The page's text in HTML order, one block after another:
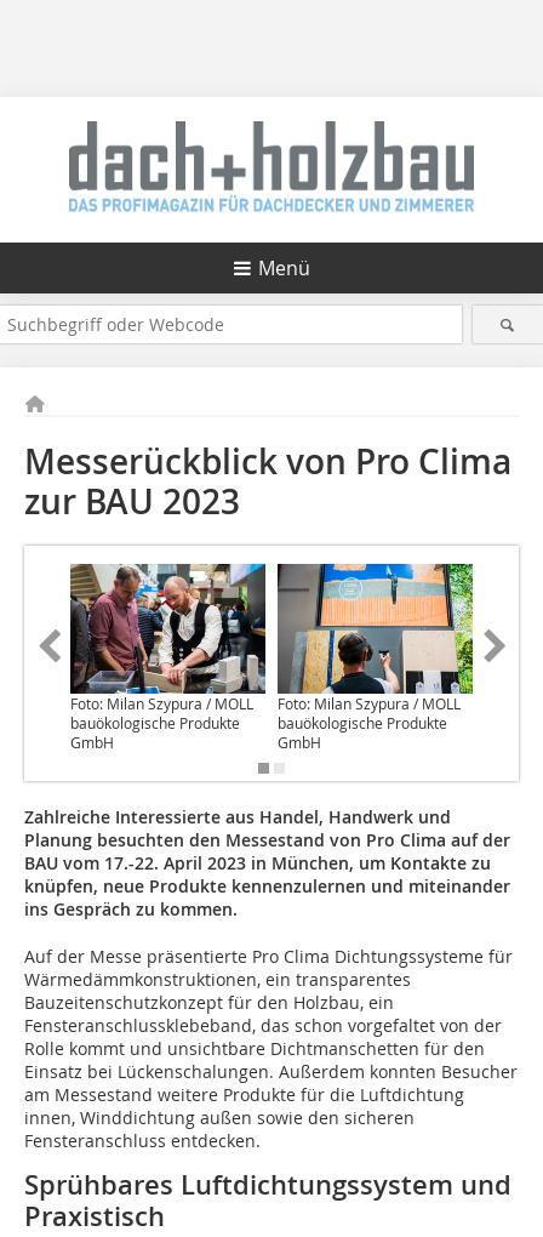
Menü
Messerückblick von Pro Clima
zur BAU 2023
Foto: Milan Szypura / MOLL
bauökologische Produkte
GmbH
Foto: Milan Szypura / MOLL
bauökologische Produkte
GmbH
Zahlreiche Interessierte aus Handel, Handwerk und
Planung besuchten den Messestand von Pro Clima auf der
BAU vom 17.-22. April 2023 in München, um Kontakte zu
knüpfen, neue Produkte kennenzulernen und miteinander
ins Gespräch zu kommen.
Auf der Messe präsentierte Pro Clima Dichtungssysteme für
Wärmedämmkonstruktionen, ein transparentes
Bauzeitenschutzkonzept für den Holzbau, ein
Fensteranschlussklebeband, das schon vorgefaltet von der
Rolle kommt und unsichtbare Dichtmanschetten für den
Einsatz bei Lückenschalungen. Außerdem konnten Besucher
am Messestand weitere Produkte für die Luftdichtung
innen, Winddichtung außen sowie den sicheren
Fensteranschluss entdecken.
Sprühbares Luftdichtungssystem und
Praxistisch